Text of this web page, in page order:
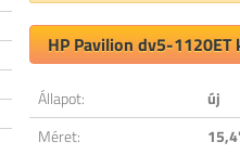
HP Pavilion dv5-
Állapot:
új
Méret: